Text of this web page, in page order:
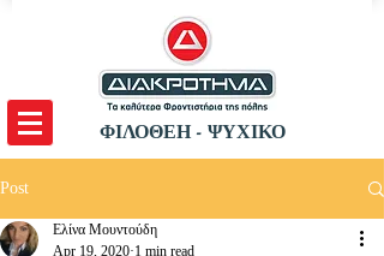
ΦΙΛΟΘΕΗ - ΨΥΧΙΚΟ
Post
Ελίνα Μουντούδη
Apr 19, 2020 1 min read